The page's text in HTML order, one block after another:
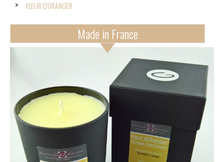
FLEUR D'ORANGER
Made in France